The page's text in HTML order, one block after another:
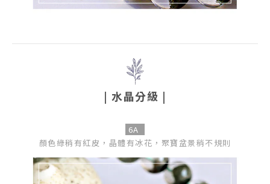
| 水晶分級 |
6A
顏色綠稍有紅皮，晶體有冰花，聚寶盆景稍不規則